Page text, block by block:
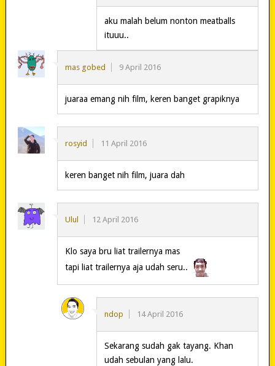
aku malah belum nonton meatballs
ituuu..
mas gobed 9 April 2016
juaraa emang nih film, keren banget grapiknya
rosyid 11 April 2016
keren banget nih film, juara dah
Ulul 12 April 2016
Klo saya bru liat trailernya mas
tapi liat trailernya aja udah seru..
ndop 14 April 2016
Sekarang sudah gak tayang. Khan
udah sebulan yang lalu.